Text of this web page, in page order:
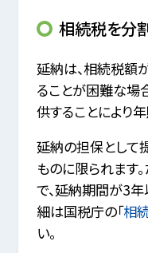
相続税を分
延納は、相続税額
ることが困難な場
供することにより
延納の担保として
ものに限られます
で、延納期間が3
細は国税庁の「相
い。